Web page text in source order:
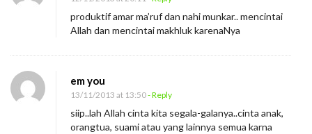
produktif amar ma’ruf dan nahi munkar.. mencintai
Allah dan mencintai makhluk karenaNya
em you
13/11/2013 at 13:50- Reply
siip..lah Allah cinta kita segala-galanya..cinta anak,
orangtua, suami atau yang lainnya semua karna